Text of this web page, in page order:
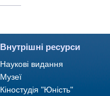
Внутрішні ресурси
Наукові видання
Музеї
Кіностудія "Юність"